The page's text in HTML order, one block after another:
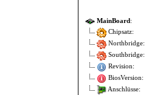
MainBoard:
Chipsatz:
Northbridge:
Southbridge:
Revision:
BiosVersion:
Anschlüsse: